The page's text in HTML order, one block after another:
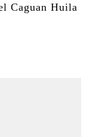
Caguan Huila